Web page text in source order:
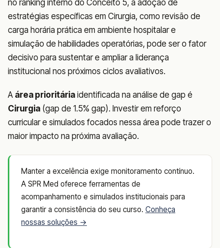
no ranking interno do Conceito 5, a adoção de
estratégias específicas em Cirurgia, como revisão de
carga horária prática em ambiente hospitalar e
simulação de habilidades operatórias, pode ser o fator
decisivo para sustentar e ampliar a liderança
institucional nos próximos ciclos avaliativos.
A área prioritária identificada na análise de gap é
Cirurgia (gap de 1.5% gap). Investir em reforço
curricular e simulados focados nessa área pode trazer o
maior impacto na próxima avaliação.
Manter a excelência exige monitoramento contínuo.
A SPR Med oferece ferramentas de
acompanhamento e simulados institucionais para
garantir a consistência do seu curso. Conheça
nossas soluções →